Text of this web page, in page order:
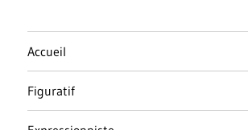
Accueil
Figuratif